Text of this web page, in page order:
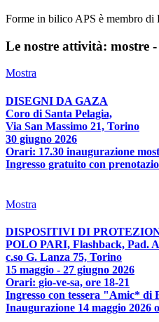
Forme in bilico APS è membro di
Le nostre attività: mostre
Mostra
DISEGNI DA GAZA
Coro di Santa Pelagia,
Via San Massimo 21, Torino
30 giugno 2026
Orari: 17.30 inaugurazione
Ingresso gratuito con
Mostra
DISPOSITIVI DI
POLO PARI, Flashback, Pad.
c.so G. Lanza 75, Torino
15 maggio - 27 giugno 2026
Orari: gio-ve-sa, ore 18-21
Ingresso con tessera "Amic* di
Inaugurazione 14 maggio 2026